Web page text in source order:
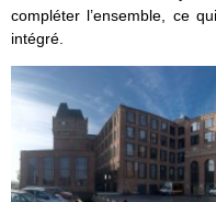
compléter l’ensemble, ce
intégré.